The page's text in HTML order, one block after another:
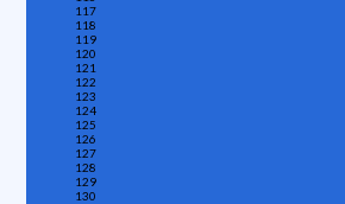
117
118
119
120
121
122
123
124
125
126
127
128
129
130